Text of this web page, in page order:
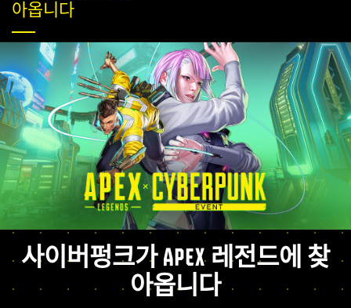
아옵니다
사이버펑크가 APEX 레전드에 찾
아옵니다